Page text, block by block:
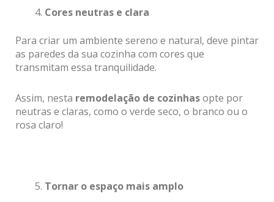
Cores neutras e clara
Para criar um ambiente sereno e natural, deve pintar
as paredes da sua cozinha com cores que
transmitam essa tranquilidade.
Assim, nesta remodelação de cozinhasopte por
neutras e claras, como o verde seco, o branco ou o
rosa claro!
Tornar o espaço mais amplo